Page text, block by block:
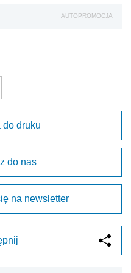
AUTOPROMOCJA
do druku
do nas
na newsletter